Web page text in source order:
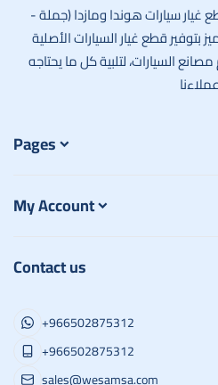
غيار سيارات هوندا ومازدا (جملة -
تأسست عام 2021 ونتميز بتوفير قطع غيار السيارات الأصلية
السيارات، لتلبية كل ما يحتاجه
عملاءنا
Pages
My Account
Contact us
+966502875312
+966502875312
sales@wesamsa.com